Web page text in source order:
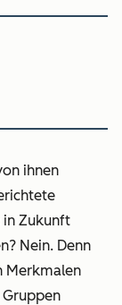
ihnen
in Zukunft
Nein. Denn
Merkmalen
Gruppen